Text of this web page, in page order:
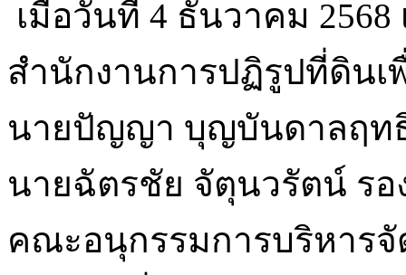
เมื่อวันที่ 4 ธันวาคม
สำนักงานการปฏิรูปที่ดินเ
นายปัญญา บุญบันดาลฤท
นายฉัตรชัย จัตุนวรัตน์ รอ
คณะอนุกรรมการบริหาร